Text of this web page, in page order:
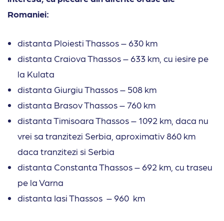
Romaniei:
distanta Ploiesti Thassos – 630 km
distanta Craiova Thassos – 633 km, cu iesire pe
la Kulata
distanta Giurgiu Thassos – 508 km
distanta Brasov Thassos – 760 km
distanta Timisoara Thassos – 1092 km, daca nu
vrei sa tranzitezi Serbia, aproximativ 860 km
daca tranzitezi si Serbia
distanta Constanta Thassos – 692 km, cu traseu
pe la Varna
distanta Iasi Thassos – 960 km